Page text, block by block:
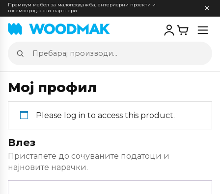
Премиум мебел за малопродажба, ентериерни проекти и
големопродажни партнери
Пребарај
производи
Мој профил
Please log in to access this product.
Влез
Пристапете до сочуваните податоци и
најновите нарачки.